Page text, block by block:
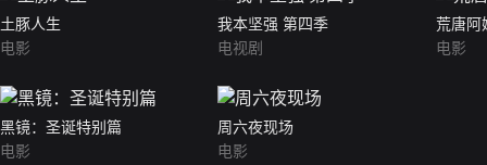
土豚人生
电影
我本坚强 第四季
电视剧
荒唐阿
电影
黑镜：圣诞特别篇
电影
周六夜现场
电影